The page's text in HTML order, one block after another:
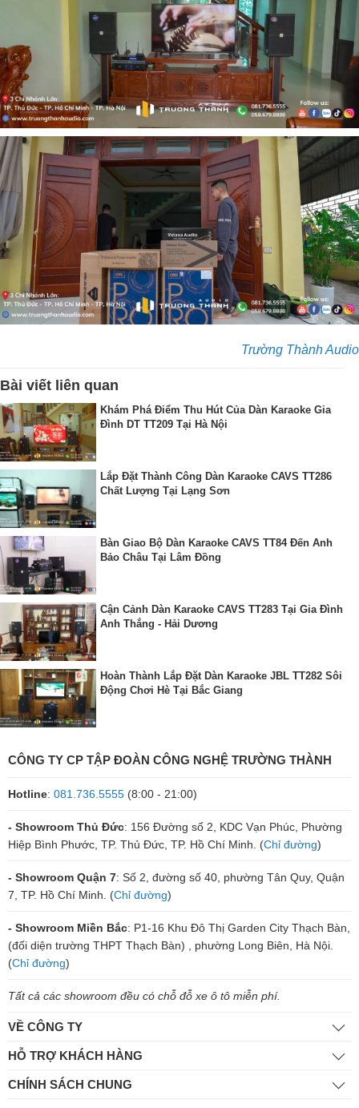
Trường Thành Audio
Bài viết liên quan
Khám Phá Điểm Thu Hút Của Dàn Karaoke Gia
Đình DT TT209 Tại Hà Nội
Lắp Đặt Thành Công Dàn Karaoke CAVS TT286
Chất Lượng Tại Lạng Sơn
Bàn Giao Bộ Dàn Karaoke CAVS TT84 Đến Anh
Bảo Châu Tại Lâm Đồng
Cận Cảnh Dàn Karaoke CAVS TT283 Tại Gia Đình
Anh Thắng - Hải Dương
Hoàn Thành Lắp Đặt Dàn Karaoke JBL TT282 Sôi
Động Chơi Hè Tại Bắc Giang
CÔNG TY CP TẬP ĐOÀN CÔNG NGHỆ TRƯỜNG THÀNH
Hotline: 081.736.5555 (8:00 - 21:00)
- Showroom Thủ Đức: 156 Đường số 2, KDC Vạn Phúc, Phường
Hiệp Bình Phước, TP. Thủ Đức, TP. Hồ Chí Minh. (Chỉ đường)
- Showroom Quận 7: Số 2, đường số 40, phường Tân Quy, Quận
7, TP. Hồ Chí Minh. (Chỉ đường)
- Showroom Miền Bắc: P1-16 Khu Đô Thị Garden City Thạch Bàn,
(đối diện trường THPT Thạch Bàn) , phường Long Biên, Hà Nội.
(Chỉ đường)
Tất cả các showroom đều có chỗ đỗ xe ô tô miễn phí.
VỀ CÔNG TY
HỖ TRỢ KHÁCH HÀNG
CHÍNH SÁCH CHUNG